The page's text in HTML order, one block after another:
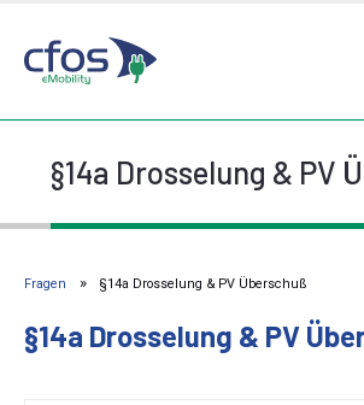
§14a Drosselung & PV
Fragen §14a Drosselung & PV Überschuß
§14a Drosselung & PV